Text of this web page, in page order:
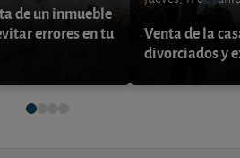
de un inmueble
errores en tu
Venta de la
divorciados y